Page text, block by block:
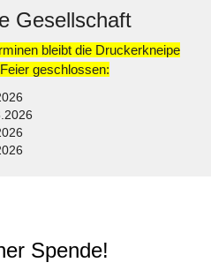
Gesellschaft
bleibt die Druckerkneipe
geschlossen:
Spende!